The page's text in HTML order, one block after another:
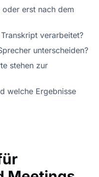
erst nach dem
verarbeitet?
unterscheiden?
stehen zur
welche Ergebnisse